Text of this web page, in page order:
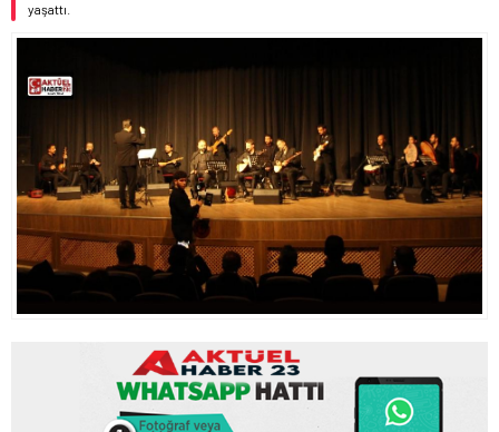
yaşattı.